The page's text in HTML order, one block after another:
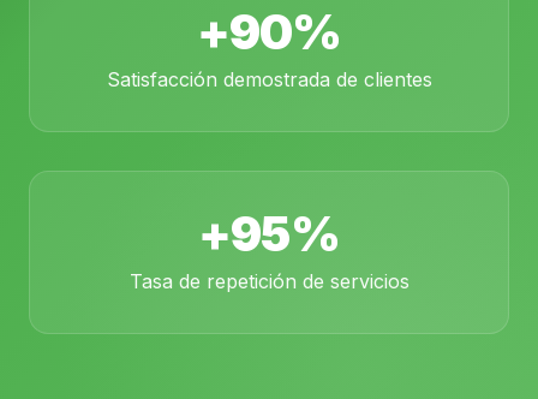
+90%
Satisfacción demostrada de clientes
+95%
Tasa de repetición de servicios